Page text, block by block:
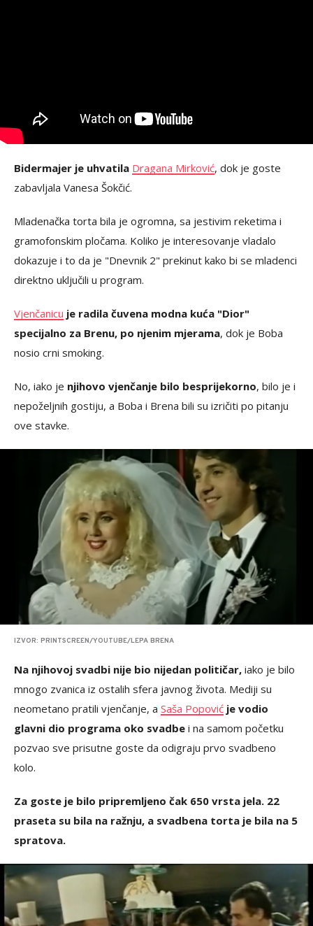
Bidermajer je uhvatila Dragana Mirković, dok je goste
zabavljala Vanesa Šokčić.
Mladenačka torta bila je ogromna, sa jestivim reketima i
gramofonskim pločama. Koliko je interesovanje vladalo
dokazuje i to da je "Dnevnik 2" prekinut kako bi se mladenci
direktno uključili u program.
Vjenčanicu je radila čuvena modna kuća "Dior"
specijalno za Brenu, po njenim mjerama, dok je Boba
nosio crni smoking.
No, iako je njihovo vjenčanje bilo besprijekorno, bilo je i
nepoželjnih gostiju, a Boba i Brena bili su izričiti po pitanju
ove stavke.
IZVOR: PRINTSCREEN/YOUTUBE/LEPA BRENA
Na njihovoj svadbi nije bio nijedan političar, iako je bilo
mnogo zvanica iz ostalih sfera javnog života. Mediji su
neometano pratili vjenčanje, a Saša Popović je vodio
glavni dio programa oko svadbe i na samom početku
pozvao sve prisutne goste da odigraju prvo svadbeno
kolo.
Za goste je bilo pripremljeno čak 650 vrsta jela. 22
praseta su bila na ražnju, a svadbena torta je bila na 5
spratova.